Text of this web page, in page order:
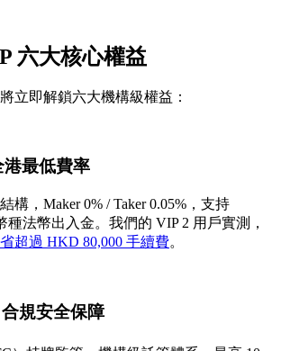
六大核心權益
立即解鎖六大機構級權益：
港最低費率
構，Maker 0% / Taker 0.05%，支持
法幣出入金。我們的 VIP 2 用戶實測，
超過 HKD 80,000 手續費。
規安全保障